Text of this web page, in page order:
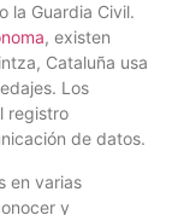
la Guardia Civil.
, existen
Cataluña usa
Los
registro
de datos.
en varias
y